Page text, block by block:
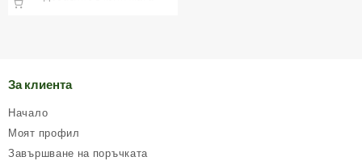
За клиента
Начало
Моят профил
Завършване на поръчката